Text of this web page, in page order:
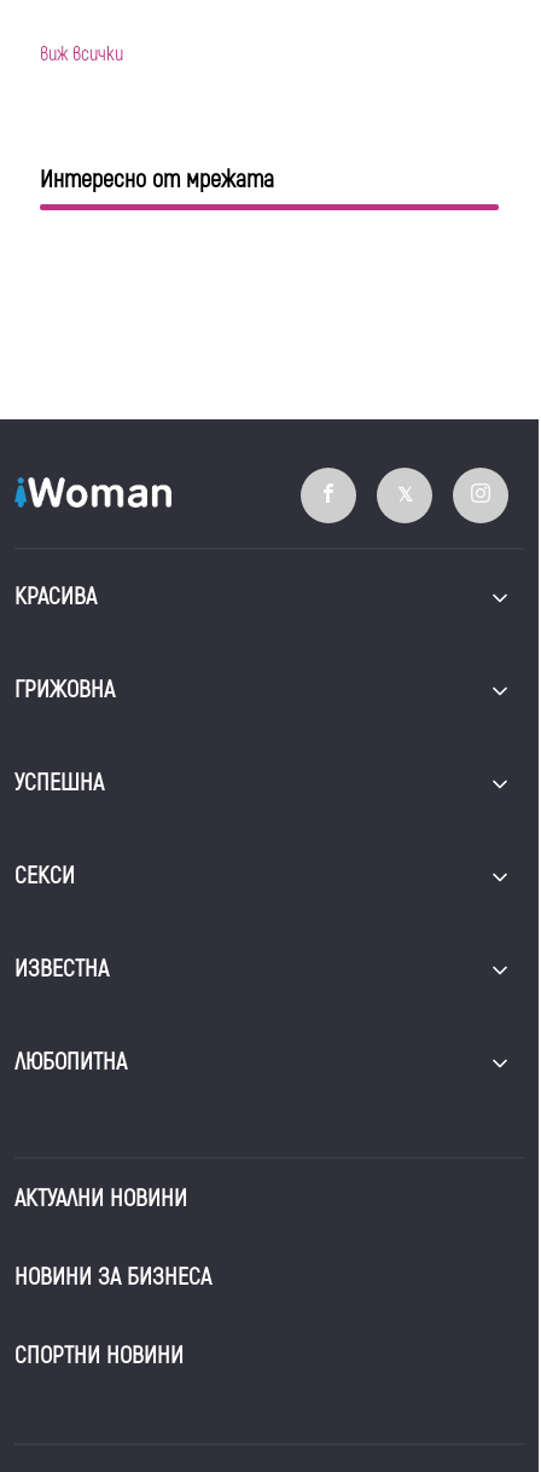
виж всички
Интересно от мрежата
КРАСИВА
ГРИЖОВНА
УСПЕШНА
СЕКСИ
ИЗВЕСТНА
ЛЮБОПИТНА
АКТУАЛНИ НОВИНИ
НОВИНИ ЗА БИЗНЕСА
СПОРТНИ НОВИНИ